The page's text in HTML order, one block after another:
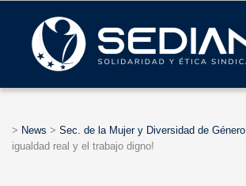
> News > Sec. de la Mujer y Diversidad de Género
igualdad real y el trabajo digno!